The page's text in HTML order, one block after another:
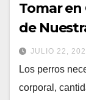
Tomar
de
JULIO 22,
Los perros
corporal,